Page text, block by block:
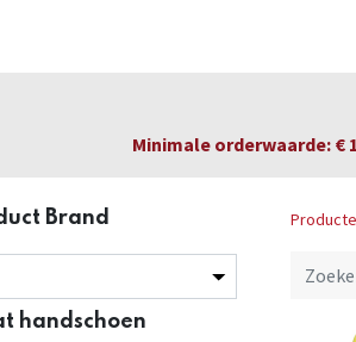
Minimale orderwaarde:
Brand
handschoen